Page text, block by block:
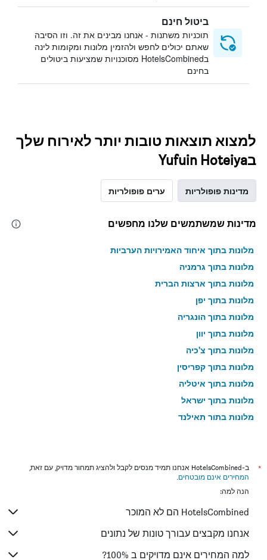
ביטול חינם
תוכניות משתנות - אנחנו מבינים את זה. וזו הסיבה
שאתם יכולים לחפש ולהזמין מלונות ומקומות לינה
בHotelsCombined מסוכנויות שמציעות ביטולים
בחינם
למצוא תוצאות טובות יותר לאירוח שלך
בYufuin Hoteiya
מדינות פופולריות ערים פופולריות
מדינות שמשתמשים שלנו מחפשים
מלונות בתוך איחוד האמירויות הערביות
מלונות בתוך גרמניה
מלונות בתוך ארצות הברית
מלונות בתוך יפן
מלונות בתוך הונגריה
מלונות בתוך יוון
מלונות בתוך צ'כיה
מלונות בתוך קפריסין
מלונות בתוך איטליה
מלונות בתוך ישראל
מלונות בתוך תאילנד
*
ב-HotelsCombined אנחנו תמיד מנסים לקבל ולהציג תמחור מדויק, עם זאת,
המחירים אינם מובטחים.
הנה למה:
HotelsCombined הם לא המוכר
אנחנו מקבצים עבורך טונות של נתונים
למה המחירים אינם מדויקים ב 100%?